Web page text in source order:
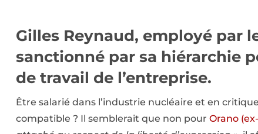
Gilles Reynaud, employé par
sanctionné par sa hiérarchie
de travail de l’entreprise.
Être salarié dans l’industrie nucléaire et en
compatible ? Il semblerait que non pour Orano